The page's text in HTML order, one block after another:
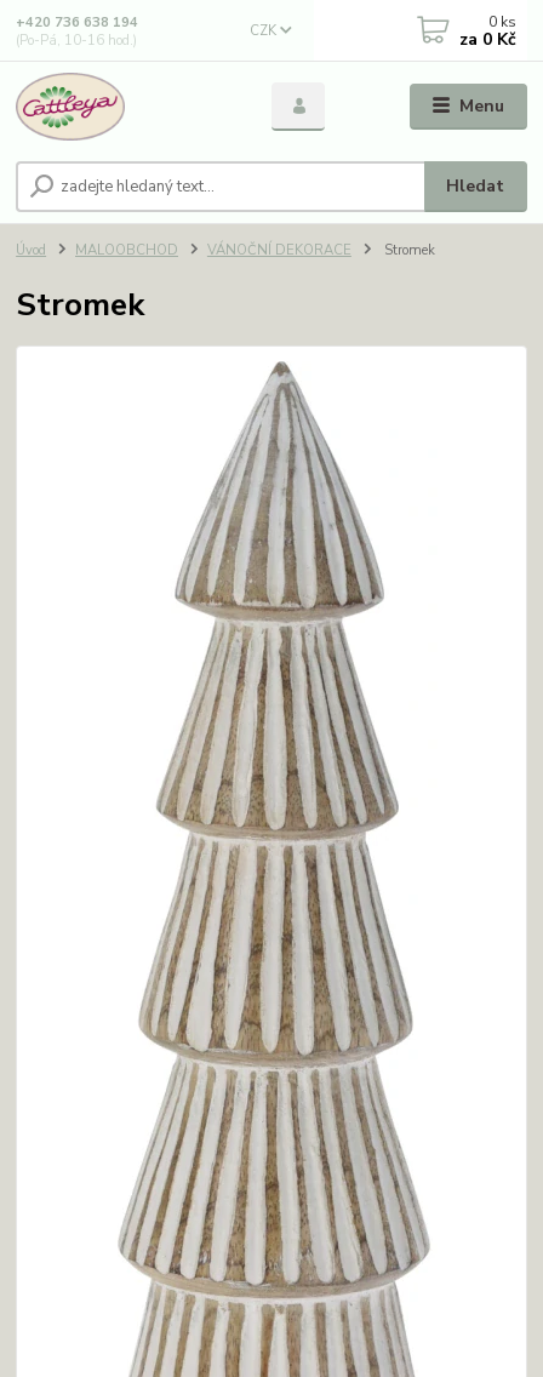
Menu
CZK
Hledat
+420 736 638 194
(Po-Pá, 10-16 hod.)
0 ks
za 0 Kč
Úvod MALOOBCHOD VÁNOČNÍ DEKORACE Stromek
Stromek